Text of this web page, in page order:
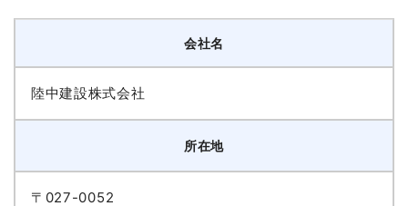
会社名
陸中建設株式会社
所在地
〒027-0052